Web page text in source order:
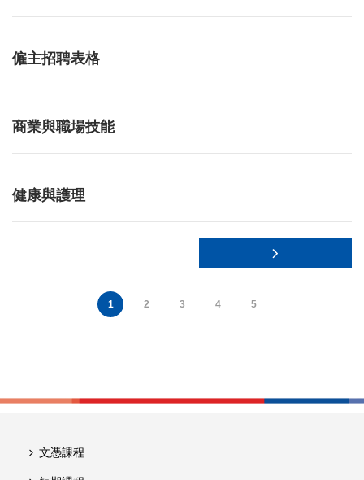
僱主招聘表格
商業與職場技能
健康與護理
1 2 3 4 5
文憑課程